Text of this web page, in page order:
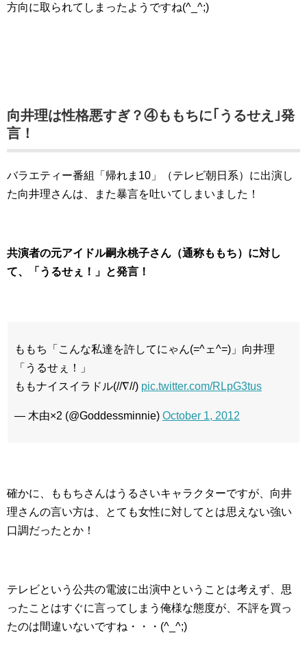
方向に取られてしまったようですね(^_^;)
向井理は性格悪すぎ？④ももちに｢うるせえ｣発
言！
バラエティー番組「帰れま10」（テレビ朝日系）に出演し
た向井理さんは、また暴言を吐いてしまいました！
共演者の元アイドル嗣永桃子さん（通称ももち）に対し
て、「うるせぇ！」と発言！
ももち「こんな私達を許してにゃん(=^ェ^=)」向井理
「うるせぇ！」
ももナイスイラドル(//∇//) pic.twitter.com/RLpG3tus
— 木由×2 (@Goddessminnie) October 1, 2012
確かに、ももちさんはうるさいキャラクターですが、向井
理さんの言い方は、とても女性に対してとは思えない強い
口調だったとか！
テレビという公共の電波に出演中ということは考えず、思
ったことはすぐに言ってしまう俺様な態度が、不評を買っ
たのは間違いないですね・・・(^_^;)